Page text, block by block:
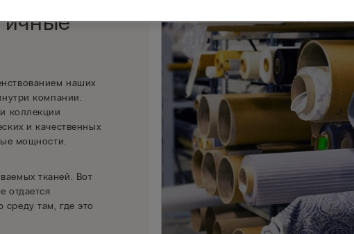
наших
компании.
коллекции
и качественных
мощности.
тканей. Вот
отдается
там, где это